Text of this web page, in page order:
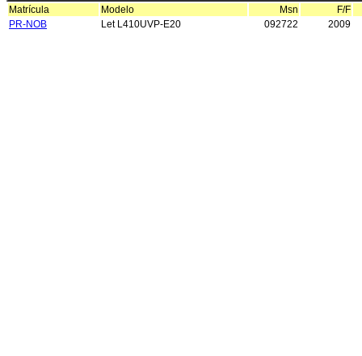
Matrícula Modelo Msn
F/F
PR-NOB
Let L410UVP-E20 092722 2009